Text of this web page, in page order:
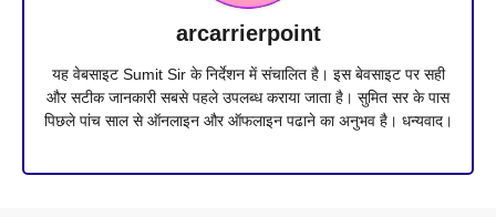
arcarrierpoint
यह वेबसाइट Sumit Sir के निर्देशन में संचालित है। इस बेवसाइट पर सही
और सटीक जानकारी सबसे पहले उपलब्ध कराया जाता है। सुमित सर के पास
पिछले पांच साल से ऑनलाइन और ऑफलाइन पढाने का अनुभव है। धन्यवाद।